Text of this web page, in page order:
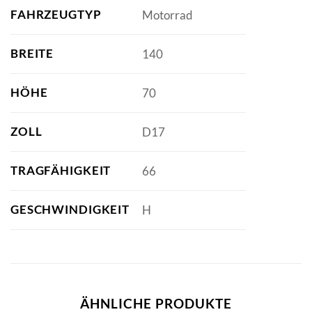
FAHRZEUGTYP Motorrad
BREITE 140
HÖHE 70
ZOLL D17
TRAGFÄHIGKEIT 66
GESCHWINDIGKEIT H
ÄHNLICHE PRODUKTE